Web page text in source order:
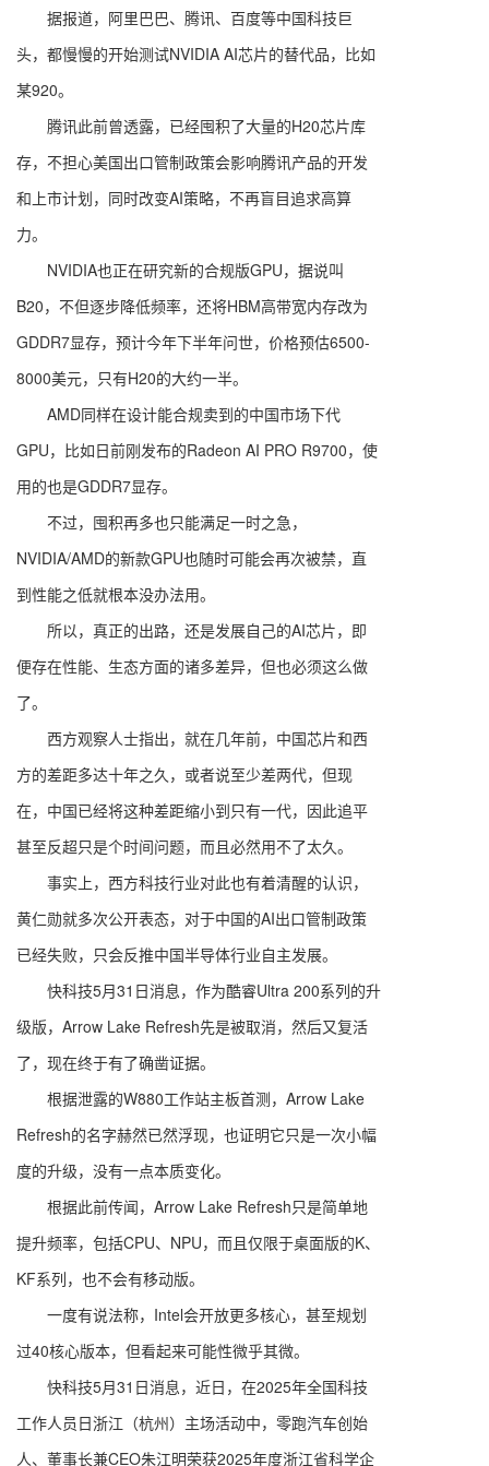
据报道，阿里巴巴、腾讯、百度等中国科技巨
头，都慢慢的开始测试NVIDIA AI芯片的替代品，比如
某920。
腾讯此前曾透露，已经囤积了大量的H20芯片库
存，不担心美国出口管制政策会影响腾讯产品的开发
和上市计划，同时改变AI策略，不再盲目追求高算
力。
NVIDIA也正在研究新的合规版GPU，据说叫
B20，不但逐步降低频率，还将HBM高带宽内存改为
GDDR7显存，预计今年下半年问世，价格预估6500-
8000美元，只有H20的大约一半。
AMD同样在设计能合规卖到的中国市场下代
GPU，比如日前刚发布的Radeon AI PRO R9700，使
用的也是GDDR7显存。
不过，囤积再多也只能满足一时之急，
NVIDIA/AMD的新款GPU也随时可能会再次被禁，直
到性能之低就根本没办法用。
所以，真正的出路，还是发展自己的AI芯片，即
便存在性能、生态方面的诸多差异，但也必须这么做
了。
西方观察人士指出，就在几年前，中国芯片和西
方的差距多达十年之久，或者说至少差两代，但现
在，中国已经将这种差距缩小到只有一代，因此追平
甚至反超只是个时间问题，而且必然用不了太久。
事实上，西方科技行业对此也有着清醒的认识，
黄仁勋就多次公开表态，对于中国的AI出口管制政策
已经失败，只会反推中国半导体行业自主发展。
快科技5月31日消息，作为酷睿Ultra 200系列的升
级版，Arrow Lake Refresh先是被取消，然后又复活
了，现在终于有了确凿证据。
根据泄露的W880工作站主板首测，Arrow Lake
Refresh的名字赫然已然浮现，也证明它只是一次小幅
度的升级，没有一点本质变化。
根据此前传闻，Arrow Lake Refresh只是简单地
提升频率，包括CPU、NPU，而且仅限于桌面版的K、
KF系列，也不会有移动版。
一度有说法称，Intel会开放更多核心，甚至规划
过40核心版本，但看起来可能性微乎其微。
快科技5月31日消息，近日，在2025年全国科技
工作人员日浙江（杭州）主场活动中，零跑汽车创始
人、董事长兼CEO朱江明荣获2025年度浙江省科学企